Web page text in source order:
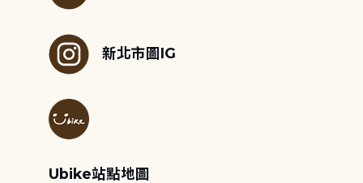
新北市圖IG
Ubike站點地圖